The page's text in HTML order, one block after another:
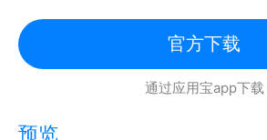
官方下载
通过应用宝app下载
预览